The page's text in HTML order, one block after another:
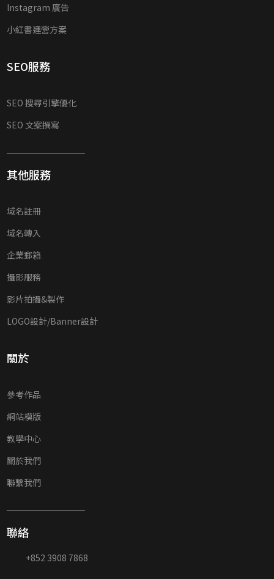
Instagram 廣告
小紅書運營方案
SEO服務
SEO 搜尋引擎優化
SEO 文案撰寫
其他服務
域名註冊
域名轉入
企業郵箱
攝影服務
影片拍攝&製作
LOGO設計/Banner設計
關於
參考作品
網站模版
教學中心
關於我們
聯繫我們
聯絡
+852 3908 7868